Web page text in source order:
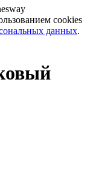
cookies
данных.